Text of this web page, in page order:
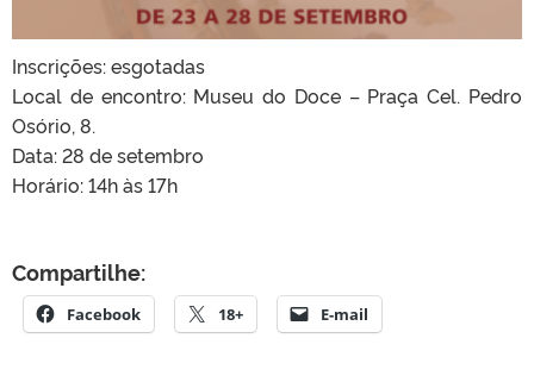
Inscrições: esgotadas
Local de encontro: Museu do Doce – Praça Cel. Pedro
Osório, 8.
Data: 28 de setembro
Horário: 14h às 17h
Compartilhe:
Facebook 18+ E-mail